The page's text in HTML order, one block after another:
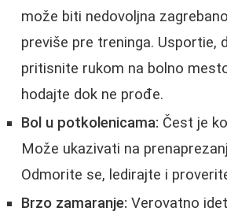
može biti nedovoljna
previše pre treninga. Usportie,
pritisnite rukom na bolno
hodajte dok ne prođe.
Bol u potkolenicama: Čest je
Može ukazivati na
Odmorite se, ledirajte i
Brzo zamaranje: Verovatno